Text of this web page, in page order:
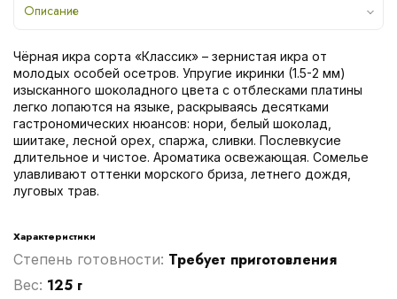
Описание
Чёрная икра сорта «Классик» – зернистая икра от
молодых особей осетров. Упругие икринки (1.5-2 мм)
изысканного шоколадного цвета с отблесками платины
легко лопаются на языке, раскрываясь десятками
гастрономических нюансов: нори, белый шоколад,
шиитаке, лесной орех, спаржа, сливки. Послевкусие
длительное и чистое. Ароматика освежающая. Сомелье
улавливают оттенки морского бриза, летнего дождя,
луговых трав.
Характеристики
Степень готовности: Требует приготовления
Вес: 125 г